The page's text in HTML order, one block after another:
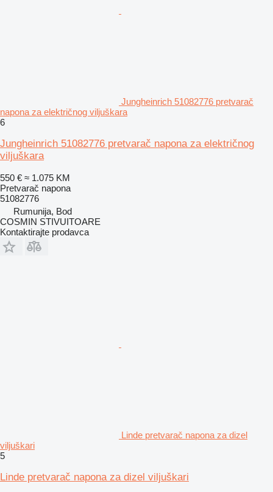
Jungheinrich 51082776 pretvarač
napona za električnog viljuškara
6
Jungheinrich 51082776 pretvarač napona za električnog
viljuškara
550 € ≈ 1.075 KM
Pretvarač napona
51082776
Rumunija, Bod
COSMIN STIVUITOARE
Kontaktirajte prodavca
Linde pretvarač napona za dizel
viljuškari
5
Linde pretvarač napona za dizel viljuškari